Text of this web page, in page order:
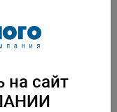
на сайт